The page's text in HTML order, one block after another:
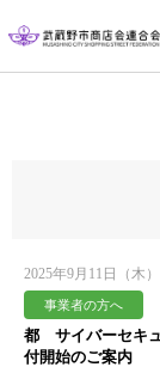
2025年9月11日（木）
事業者の方へ
都 サイバーセキ
付開始のご案内